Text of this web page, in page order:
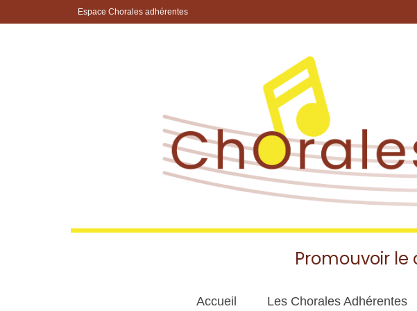
Espace Chorales adhérentes
Promouvoir
Accueil Les Chorales Adhérentes